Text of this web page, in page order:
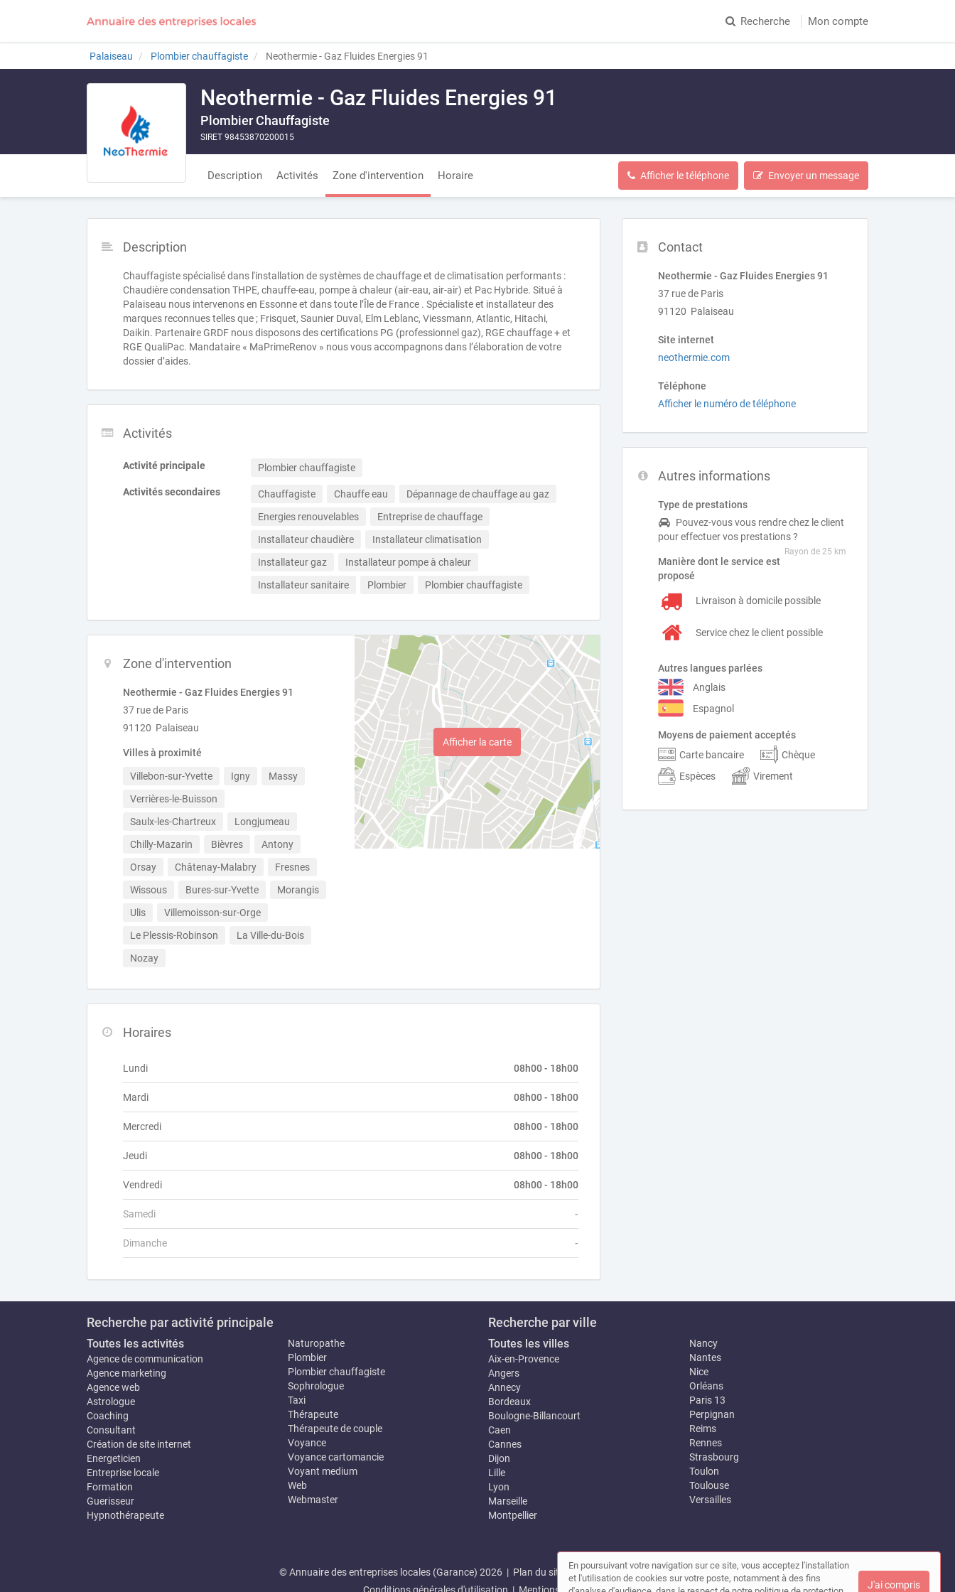
Recherche Mon compte
Palaiseau Plombier chauffagiste Neothermie - Gaz Fluides Energies 91
Neothermie - Gaz Fluides Energies 91
Plombier Chauffagiste
SIRET 98453870200015
Description Activités Zone d'intervention Horaire Afficher le téléphone Envoyer un message
Contact
Neothermie - Gaz Fluides Energies 91
37 rue de Paris
91120 Palaiseau
Site internet
neothermie.com
Téléphone
Afficher le numéro de téléphone
Autres informations
Type de prestations
Pouvez-vous vous rendre chez le client
pour effectuer vos prestations ?
Rayon de 25 km
Manière dont le service est
proposé
Livraison à domicile possible
Service chez le client possible
Autres langues parlées
Anglais
Espagnol
Moyens de paiement acceptés
Carte bancaire
Chèque
Espèces
Virement
Description
Chauffagiste spécialisé dans l'installation de systèmes de chauffage et de climatisation performants :
Chaudière condensation THPE, chauffe-eau, pompe à chaleur (air-eau, air-air) et Pac Hybride. Situé à
Palaiseau nous intervenons en Essonne et dans toute l’Île de France . Spécialiste et installateur des
marques reconnues telles que ; Frisquet, Saunier Duval, Elm Leblanc, Viessmann, Atlantic, Hitachi,
Daikin. Partenaire GRDF nous disposons des certifications PG (professionnel gaz), RGE chauffage + et
RGE QualiPac. Mandataire « MaPrimeRenov » nous vous accompagnons dans l’élaboration de votre
dossier d’aides.
Activités
Activité principale Plombier chauffagiste
Activités secondaires Chauffagiste Chauffe eau
Dépannage de chauffage au gaz
Energies renouvelables
Entreprise de chauffage
Installateur chaudière
Installateur climatisation
Installateur gaz
Installateur pompe à chaleur
Installateur sanitaire
Plombier Plombier chauffagiste
Zone d'intervention
Neothermie - Gaz Fluides Energies 91
37 rue de Paris
91120 Palaiseau
Villes à proximité
Villebon-sur-Yvette Igny
Massy
Verrières-le-Buisson
Saulx-les-Chartreux
Longjumeau
Chilly-Mazarin
Bièvres
Antony
Orsay
Châtenay-Malabry
Fresnes
Wissous
Bures-sur-Yvette
Morangis
Ulis
Villemoisson-sur-Orge
Le Plessis-Robinson
La Ville-du-Bois
Nozay
Afficher la carte
Horaires
Lundi 08h00 - 18h00
Mardi 08h00 - 18h00
Mercredi 08h00 - 18h00
Jeudi 08h00 - 18h00
Vendredi 08h00 - 18h00
Samedi -
Dimanche -
Recherche par activité principale
Toutes les activités
Agence de communication
Agence marketing
Agence web
Astrologue
Coaching
Consultant
Création de site internet
Energeticien
Entreprise locale
Formation
Guerisseur
Hypnothérapeute
Naturopathe
Plombier
Plombier chauffagiste
Sophrologue
Taxi
Thérapeute
Thérapeute de couple
Voyance
Voyance cartomancie
Voyant medium
Web
Webmaster
Recherche par ville
Toutes les villes
Aix-en-Provence
Angers
Annecy
Bordeaux
Boulogne-Billancourt
Caen
Cannes
Dijon
Lille
Lyon
Marseille
Montpellier
Nancy
Nantes
Nice
Orléans
Paris 13
Perpignan
Reims
Rennes
Strasbourg
Toulon
Toulouse
Versailles
© Annuaire des entreprises locales (Garance) 2026 | Plan du site |Mon compte |Contact
En poursuivant votre navigation sur ce site, vous acceptez l'installation
et l'utilisation de cookies sur votre poste, notamment à des fins
J'ai compris